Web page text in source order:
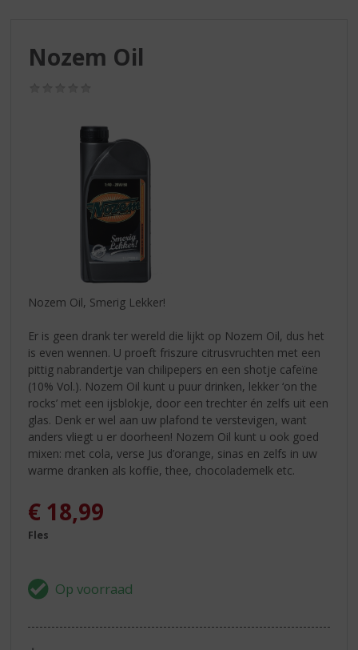
Nozem Oil
Nozem Oil, Smerig Lekker!
Er is geen drank ter wereld die lijkt op Nozem Oil, dus het
is even wennen. U proeft friszure citrusvruchten met een
pittig nabrandertje van chilipepers en een shotje cafeïne
(10% Vol.). Nozem Oil kunt u puur drinken, lekker ‘on the
rocks’ met een ijsblokje, door een trechter én zelfs uit een
glas. Denk er wel aan uw plafond te verstevigen, want
anders vliegt u er doorheen! Nozem Oil kunt u ook goed
mixen: met cola, verse Jus d’orange, sinas en zelfs in uw
warme dranken als koffie, thee, chocolademelk etc.
€ 18,99
Fles